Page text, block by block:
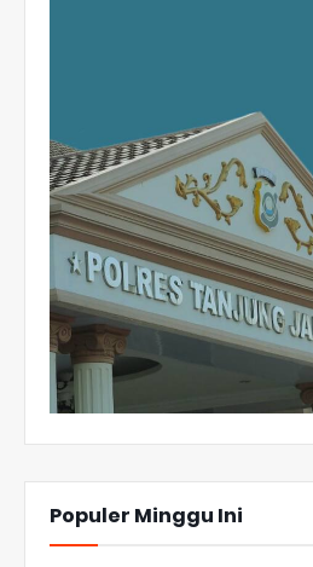
Populer Minggu Ini